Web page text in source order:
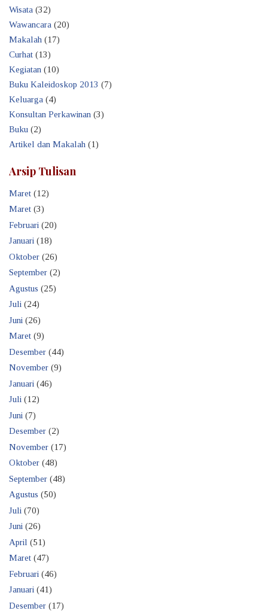
Wisata (32)
Wawancara (20)
Makalah (17)
Curhat (13)
Kegiatan (10)
Buku Kaleidoskop 2013 (7)
Keluarga (4)
Konsultan Perkawinan (3)
Buku (2)
Artikel dan Makalah (1)
Arsip Tulisan
Maret (12)
Maret (3)
Februari (20)
Januari (18)
Oktober (26)
September (2)
Agustus (25)
Juli (24)
Juni (26)
Maret (9)
Desember (44)
November (9)
Januari (46)
Juli (12)
Juni (7)
Desember (2)
November (17)
Oktober (48)
September (48)
Agustus (50)
Juli (70)
Juni (26)
April (51)
Maret (47)
Februari (46)
Januari (41)
Desember (17)